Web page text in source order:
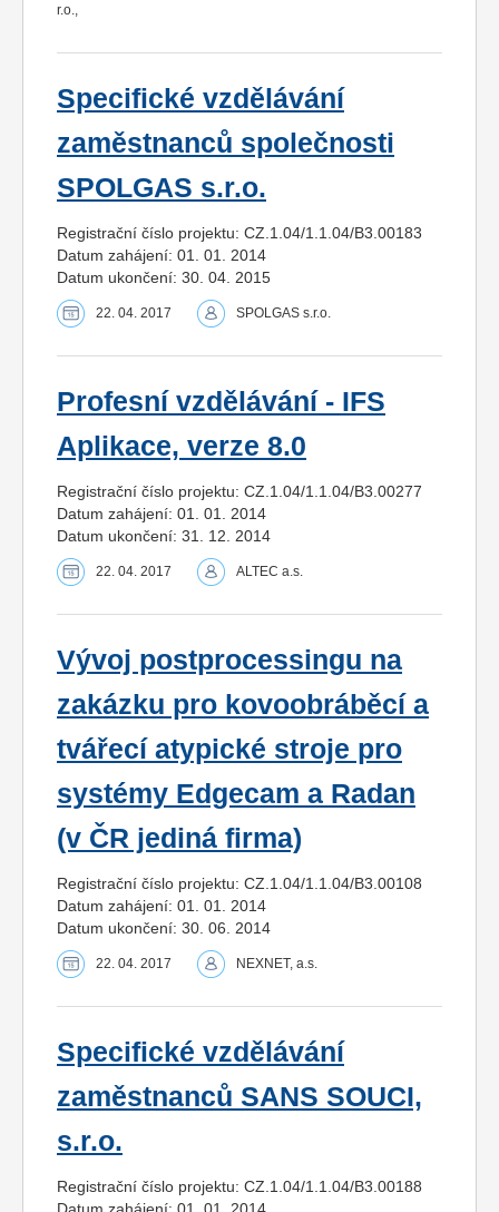
r.o.,
Specifické vzdělávání
zaměstnanců společnosti
SPOLGAS s.r.o.
Registrační číslo projektu: CZ.1.04/1.1.04/B3.00183
Datum zahájení: 01. 01. 2014
Datum ukončení: 30. 04. 2015
22. 04. 2017 SPOLGAS s.r.o.
Profesní vzdělávání - IFS
Aplikace, verze 8.0
Registrační číslo projektu: CZ.1.04/1.1.04/B3.00277
Datum zahájení: 01. 01. 2014
Datum ukončení: 31. 12. 2014
22. 04. 2017 ALTEC a.s.
Vývoj postprocessingu na
zakázku pro kovoobráběcí a
tvářecí atypické stroje pro
systémy Edgecam a Radan
(v ČR jediná firma)
Registrační číslo projektu: CZ.1.04/1.1.04/B3.00108
Datum zahájení: 01. 01. 2014
Datum ukončení: 30. 06. 2014
22. 04. 2017 NEXNET, a.s.
Specifické vzdělávání
zaměstnanců SANS SOUCI,
s.r.o.
Registrační číslo projektu: CZ.1.04/1.1.04/B3.00188
Datum zahájení: 01. 01. 2014